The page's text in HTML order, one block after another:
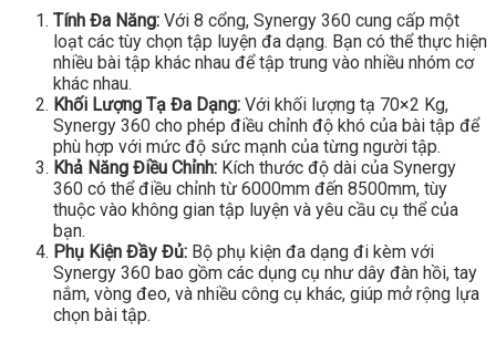
Tính Đa Năng: Với 8 cổng, Synergy 360 cung cấp một
loạt các tùy chọn tập luyện đa dạng. Bạn có thể thực hiện
nhiều bài tập khác nhau để tập trung vào nhiều nhóm cơ
khác nhau.
Khối Lượng Tạ Đa Dạng: Với khối lượng tạ 70×2 Kg,
Synergy 360 cho phép điều chỉnh độ khó của bài tập để
phù hợp với mức độ sức mạnh của từng người tập.
Khả Năng Điều Chỉnh: Kích thước độ dài của Synergy
360 có thể điều chỉnh từ 6000mm đến 8500mm, tùy
thuộc vào không gian tập luyện và yêu cầu cụ thể của
bạn.
Phụ Kiện Đầy Đủ: Bộ phụ kiện đa dạng đi kèm với
Synergy 360 bao gồm các dụng cụ như dây đàn hồi, tay
nắm, vòng đeo, và nhiều công cụ khác, giúp mở rộng lựa
chọn bài tập.